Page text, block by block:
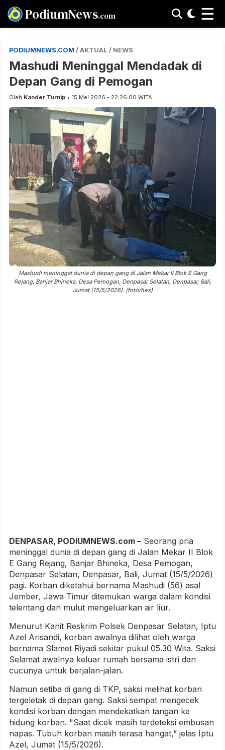
PodiumNews.com ☰
PODIUMNEWS.COM / AKTUAL / NEWS
Mashudi Meninggal Mendadak di
Depan Gang di Pemogan
Oleh Kander Turnip • 15 Mei 2026 • 22:26:00 WITA
Mashudi meninggal dunia di depan gang di Jalan Mekar II Blok E Gang
Rejang, Banjar Bhineka, Desa Pemogan, Denpasar Selatan, Denpasar, Bali,
Jumat (15/5/2026). (foto/hes)
DENPASAR, PODIUMNEWS.com – Seorang pria
meninggal dunia di depan gang di Jalan Mekar II Blok
E Gang Rejang, Banjar Bhineka, Desa Pemogan,
Denpasar Selatan, Denpasar, Bali, Jumat (15/5/2026)
pagi. Korban diketahui bernama Mashudi (56) asal
Jember, Jawa Timur ditemukan warga dalam kondisi
telentang dan mulut mengeluarkan air liur.
Menurut Kanit Reskrim Polsek Denpasar Selatan, Iptu
Azel Arisandi, korban awalnya dilihat oleh warga
bernama Slamet Riyadi sekitar pukul 05.30 Wita. Saksi
Selamat awalnya keluar rumah bersama istri dan
cucunya untuk berjalan-jalan.
Namun setiba di gang di TKP, saksi melihat korban
tergeletak di depan gang. Saksi sempat mengecek
kondisi korban dengan mendekatkan tangan ke
hidung korban. "Saat dicek masih terdeteksi embusan
napas. Tubuh korban masih terasa hangat,” jelas Iptu
Azel, Jumat (15/5/2026).